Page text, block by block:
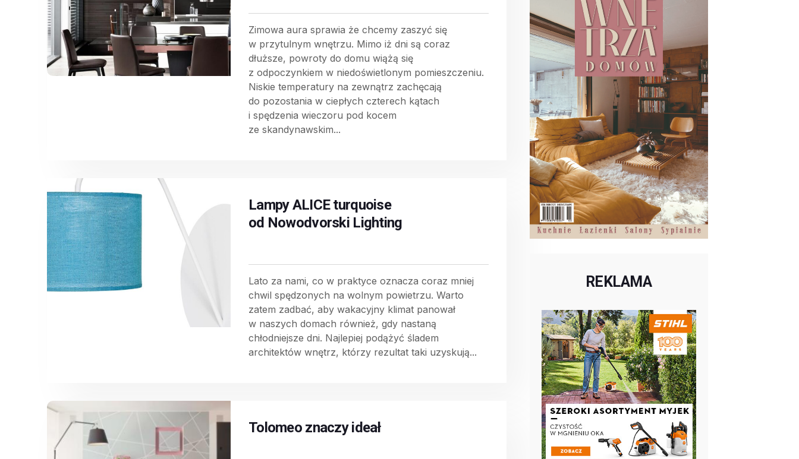
Zimowa aura sprawia że chcemy zaszyć się
w przytulnym wnętrzu. Mimo iż dni są coraz
dłuższe, powroty do domu wiążą się
z odpoczynkiem w niedoświetlonym pomieszczeniu.
Niskie temperatury na zewnątrz zachęcają
do pozostania w ciepłych czterech kątach
i spędzenia wieczoru pod kocem
ze skandynawskim...
Lampy ALICE turquoise
od Nowodvorski Lighting
Lato za nami, co w praktyce oznacza coraz mniej
chwil spędzonych na wolnym powietrzu. Warto
zatem zadbać, aby wakacyjny klimat panował
w naszych domach również, gdy nastaną
chłodniejsze dni. Najlepiej podążyć śladem
architektów wnętrz, którzy rezultat taki uzyskują...
Tolomeo znaczy ideał
REKLAMA